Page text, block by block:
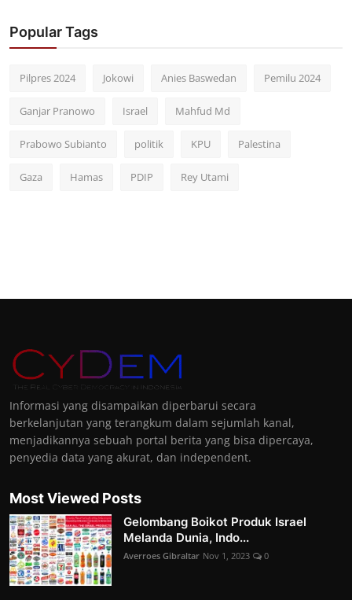
Popular Tags
Pilpres 2024 Jokowi Anies Baswedan Pemilu 2024
Ganjar Pranowo Israel Mahfud Md
Prabowo Subianto politik KPU Palestina
Gaza Hamas PDIP Rey Utami
Informasi yang disampaikan diperbarui secara
berkelanjutan yang terangkum dalam sejumlah kanal,
menjadikannya sebuah portal berita yang bisa dipercaya,
penyedia data yang akurat, dan independent.
Most Viewed Posts
Gelombang Boikot Produk Israel
Melanda Dunia, Indo...
Averroes Gibraltar Nov 1, 2023 0